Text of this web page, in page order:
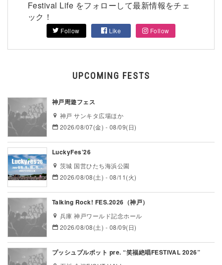
Festival Life をフォローして最新情報をチェ
ック！
Follow Like Follow
UPCOMING FESTS
神戸周遊フェス
神戸 サンキタ広場ほか
2026/08/07(金) - 08/09(日)
LuckyFes’26
茨城 国営ひたち海浜公園
2026/08/08(土) - 08/11(火)
Talking Rock! FES.2026（神戸）
兵庫 神戸ワールド記念ホール
2026/08/08(土) - 08/09(日)
プッシュプルポット pre. “笑福絶唱FESTIVAL 2026”